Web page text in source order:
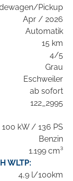
Pickup
Apr / 2026
Automatik
15 km
4/5
Grau
Eschweiler
ab sofort
122_2995
100 kW / 136 PS
Benzin
1.199 cm³
WLTP:
4,9 l/100km